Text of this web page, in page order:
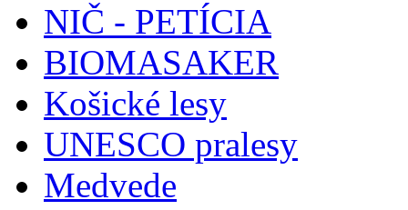
NIČ - PETÍCIA
BIOMASAKER
Košické lesy
UNESCO pralesy
Medvede